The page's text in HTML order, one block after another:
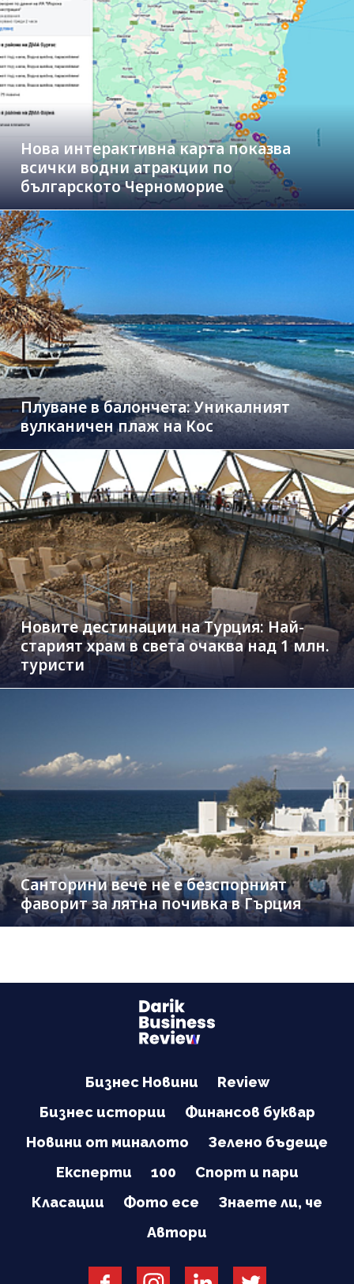
Нова интерактивна карта показва
всички водни атракции по
българското Черноморие
Плуване в балончета: Уникалният
вулканичен плаж на Кос
Новите дестинации на Турция: Най-
старият храм в света очаква над 1 млн.
туристи
Санторини вече не е безспорният
фаворит за лятна почивка в Гърция
Бизнес Новини
Review
Бизнес истории
Финансов буквар
Новини от миналото
Зелено бъдеще
Експерти
100
Спорт и пари
Класации
Фото есе
Знаете ли, че
Автори